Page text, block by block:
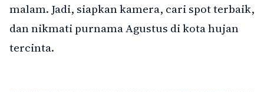
malam. Jadi, siapkan kamera, cari spot terbaik,
dan nikmati purnama Agustus di kota hujan
tercinta.